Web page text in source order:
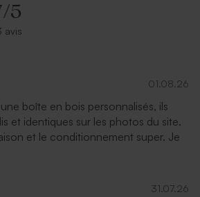
/5
avis
01.08.26
boîte en bois personnalisés, ils
et identiques sur les photos du site.
et le conditionnement super. Je
31.07.26